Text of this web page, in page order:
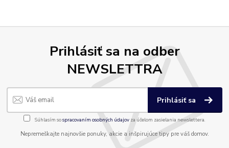
Prihlásiť sa na odber
NEWSLETTRA
Prihlásiť sa
Súhlasím sospracovaním osobných údajov za účelom zasielania newslettera.
Nepremeškajte najnovšie ponuky, akcie a inšpirujúce tipy pre váš domov.